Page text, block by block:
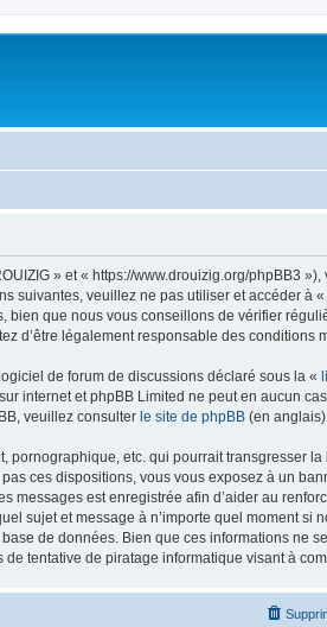
» et « https://www.drouizig.org/phpBB3
suivantes, veuillez ne pas utiliser et accéder à
que nous vous conseillons de vérifier
d’être légalement responsable des conditions
de forum de discussions déclaré sous la «
internet et phpBB Limited ne peut en aucun
veuillez consulter le site de phpBB (en anglais).
etc. qui pourrait transgresser
ces dispositions, vous vous exposez à un
messages est enregistrée afin d’aider au
sujet et message à n’importe quel moment si
de données. Bien que ces informations ne
tentative de piratage informatique visant à